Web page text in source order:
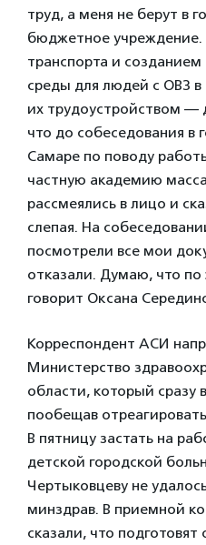
труд, а меня не берут в
бюджетное учреждение.
транспорта и
среды для людей с ОВЗ
их трудоустройством —
что до собеседования в
Самаре по поводу
частную академию
рассмеялись в лицо и
слепая. На
посмотрели все мои
отказали. Думаю, что по
говорит Оксана
Корреспондент АСИ
Министерство
области, который сразу
пообещав
В пятницу застать на
детской городской
Чертыковцеву не
минздрав. В приемной
сказали, что